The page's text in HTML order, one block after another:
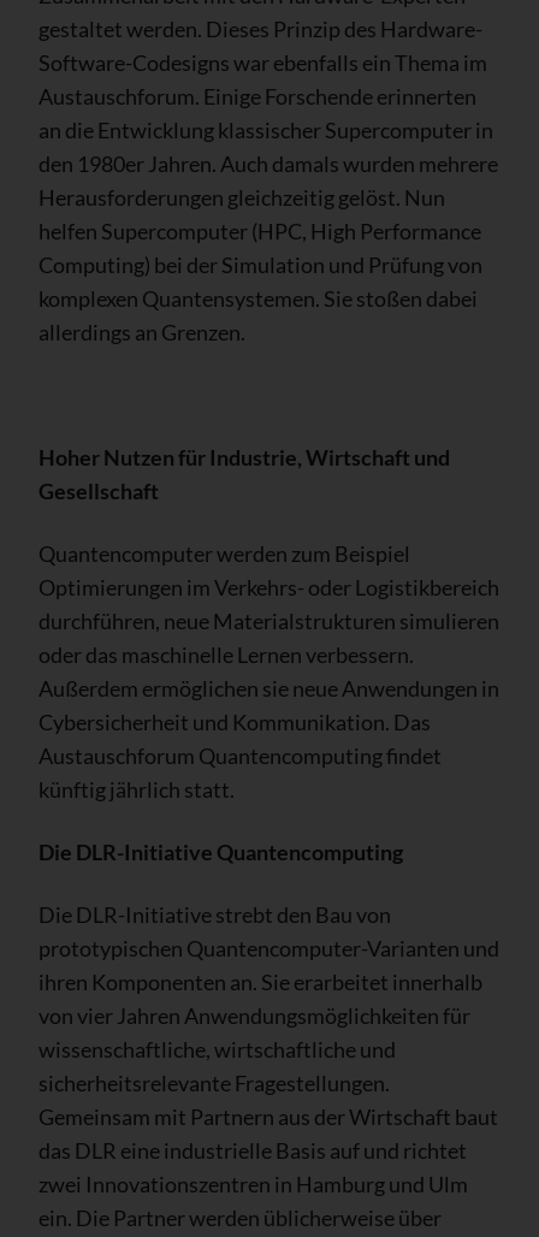
gestaltet werden. Dieses Prinzip des Hardware-
Software-Codesigns war ebenfalls ein Thema im
Austauschforum. Einige Forschende erinnerten
an die Entwicklung klassischer Supercomputer in
den 1980er Jahren. Auch damals wurden mehrere
Herausforderungen gleichzeitig gelöst. Nun
helfen Supercomputer (HPC, High Performance
Computing) bei der Simulation und Prüfung von
komplexen Quantensystemen. Sie stoßen dabei
allerdings an Grenzen.
Hoher Nutzen für Industrie, Wirtschaft und
Gesellschaft
Quantencomputer werden zum Beispiel
Optimierungen im Verkehrs- oder Logistikbereich
durchführen, neue Materialstrukturen simulieren
oder das maschinelle Lernen verbessern.
Außerdem ermöglichen sie neue Anwendungen in
Cybersicherheit und Kommunikation. Das
Austauschforum Quantencomputing findet
künftig jährlich statt.
Die DLR-Initiative Quantencomputing
Die DLR-Initiative strebt den Bau von
prototypischen Quantencomputer-Varianten und
ihren Komponenten an. Sie erarbeitet innerhalb
von vier Jahren Anwendungsmöglichkeiten für
wissenschaftliche, wirtschaftliche und
sicherheitsrelevante Fragestellungen.
Gemeinsam mit Partnern aus der Wirtschaft baut
das DLR eine industrielle Basis auf und richtet
zwei Innovationszentren in Hamburg und Ulm
ein. Die Partner werden üblicherweise über